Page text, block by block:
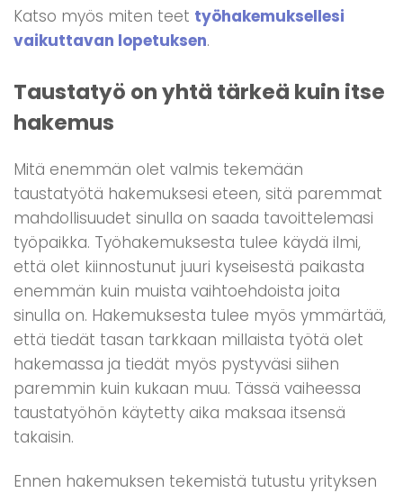
Katso myös miten teet työhakemuksellesi
vaikuttavan lopetuksen.
Taustatyö on yhtä tärkeä kuin itse
hakemus
Mitä enemmän olet valmis tekemään
taustatyötä hakemuksesi eteen, sitä paremmat
mahdollisuudet sinulla on saada tavoittelemasi
työpaikka. Työhakemuksesta tulee käydä ilmi,
että olet kiinnostunut juuri kyseisestä paikasta
enemmän kuin muista vaihtoehdoista joita
sinulla on. Hakemuksesta tulee myös ymmärtää,
että tiedät tasan tarkkaan millaista työtä olet
hakemassa ja tiedät myös pystyväsi siihen
paremmin kuin kukaan muu. Tässä vaiheessa
taustatyöhön käytetty aika maksaa itsensä
takaisin.
Ennen hakemuksen tekemistä tutustu yrityksen